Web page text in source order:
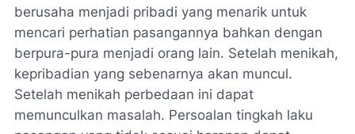
berusaha menjadi pribadi yang menarik untuk
mencari perhatian pasangannya bahkan dengan
berpura-pura menjadi orang lain. Setelah menikah,
kepribadian yang sebenarnya akan muncul.
Setelah menikah perbedaan ini dapat
memunculkan masalah. Persoalan tingkah laku